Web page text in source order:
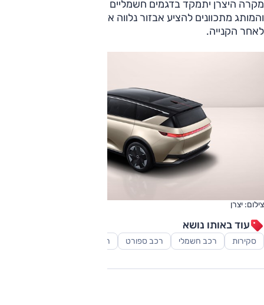
מקרה היצרן יתמקד בדגמים חשמליים בלבד. בנוסף, היבואן
והמותג מתכוונים להציע אבזור נלווה אותו ניתן להתקין ברכב
לאחר הקנייה.
צילום: יצרן
עוד באותו נושא
סקירות רכב חשמלי רכב ספורט רכב פנאי-שטח